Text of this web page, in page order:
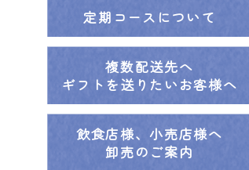
定期コースについて
複数配送先へ
ギフトを送りたいお客様へ
飲食店様、小売店様へ
卸売のご案内